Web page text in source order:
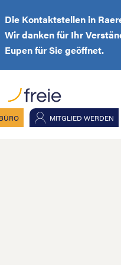
Die Kontaktstellen in
Wir danken für Ihr
Eupen für Sie geöffnet.
MITGLIED WERDEN